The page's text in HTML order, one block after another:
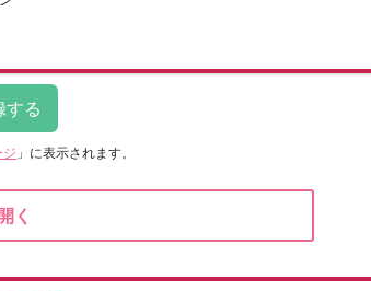
ジ 」に表示されます。
く